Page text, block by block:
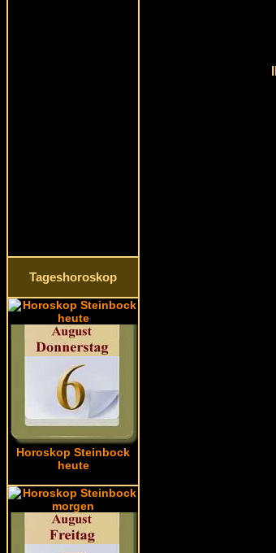
Tageshoroskop
Horoskop Steinbock
heute